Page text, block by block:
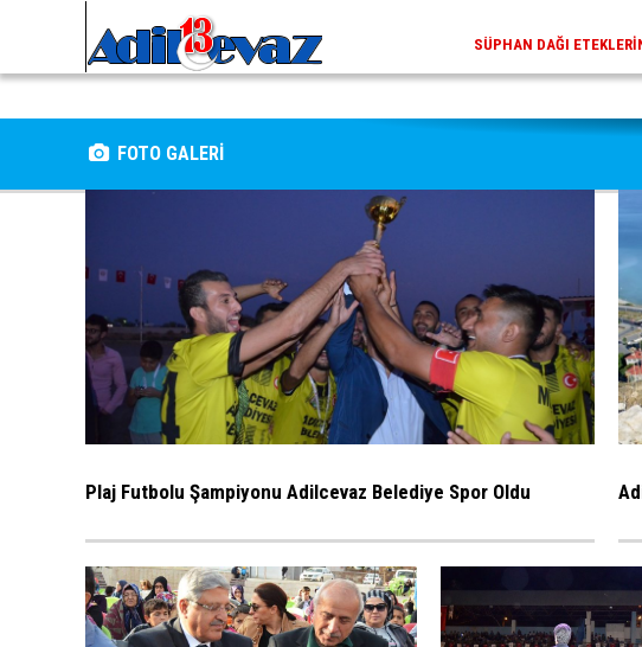
SÜPHAN DAĞI
FOTO GALERİ
Plaj Futbolu Şampiyonu Adilcevaz Belediye Spor Oldu